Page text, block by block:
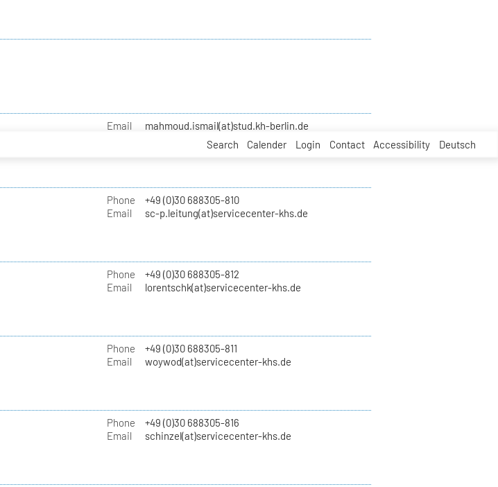
Search Calender Login Contact Accessibility Deutsch
Email mahmoud.ismail(at)stud.kh-berlin.de
Phone
+49 (0)30 688305-810
Email
sc-p.leitung(at)servicecenter-khs.de
Phone
+49 (0)30 688305-812
Email
lorentschk(at)servicecenter-khs.de
Phone
+49 (0)30 688305-811
Email
woywod(at)servicecenter-khs.de
Phone
+49 (0)30 688305-816
Email
schinzel(at)servicecenter-khs.de